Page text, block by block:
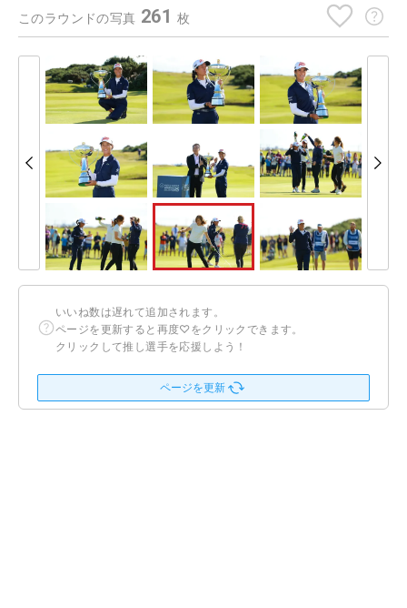
このラウンドの写真 261 枚
いいね数は遅れて追加されます。
ページを更新すると再度♡をクリックできます。
クリックして推し選手を応援しよう！
ページを更新